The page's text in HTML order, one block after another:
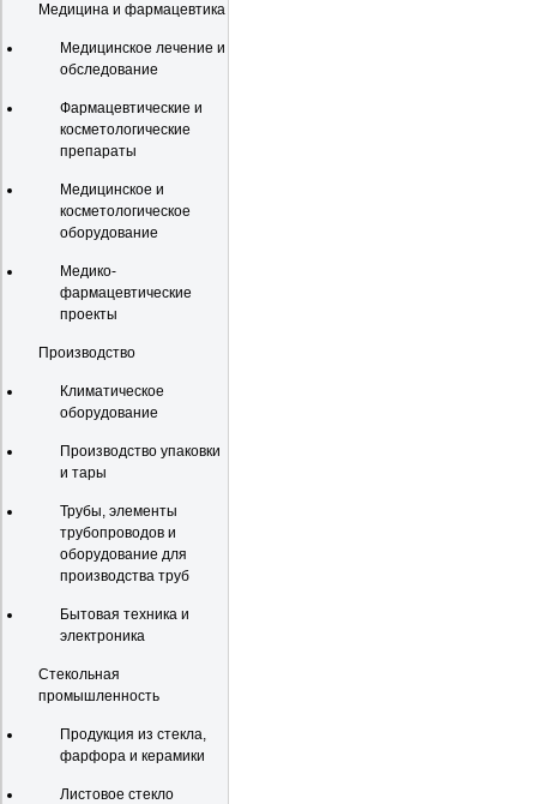
Медицина и фармацевтика
Медицинское лечение и
обследование
Фармацевтические и
косметологические
препараты
Медицинское и
косметологическое
оборудование
Медико-
фармацевтические
проекты
Производство
Климатическое
оборудование
Производство упаковки
и тары
Трубы, элементы
трубопроводов и
оборудование для
производства труб
Бытовая техника и
электроника
Стекольная
промышленность
Продукция из стекла,
фарфора и керамики
Листовое стекло